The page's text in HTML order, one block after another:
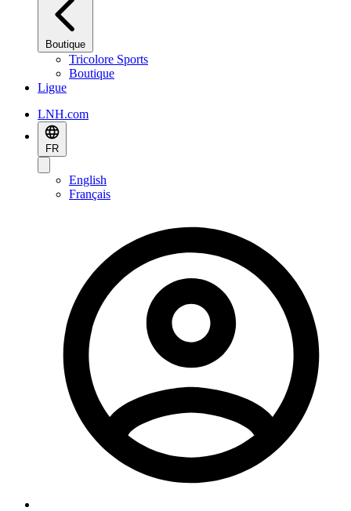
Boutique
Tricolore Sports
Boutique
Ligue
LNH.com
FR
English
Français